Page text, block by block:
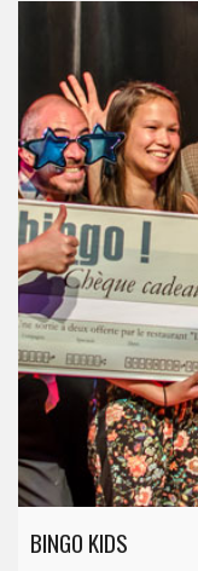
BINGO KIDS